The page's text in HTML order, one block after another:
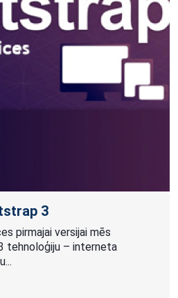
3
pirmajai versijai mēs
tehnoloģiju – interneta